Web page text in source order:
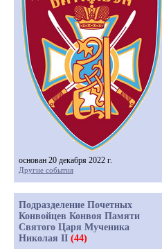
основан 20 декабря 2022 г.
Другие события
Подразделение Почетных
Конвойцев Конвоя Памяти
Святого Царя Мученика
Николая II (44)